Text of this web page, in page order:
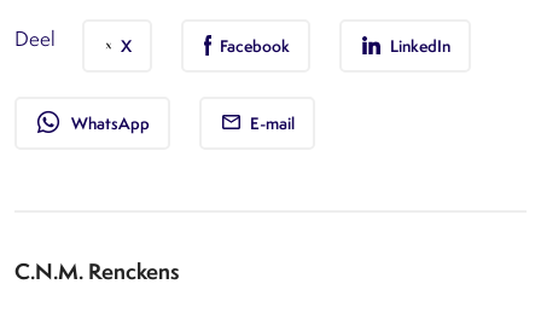
Deel X Facebook LinkedIn
whatsapp WhatsApp E-mail
C.N.M. Renckens